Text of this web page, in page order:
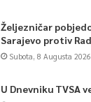
Željezničar
Sarajevo protiv
Subota, 8 Augusta
U Dnevniku TVSA